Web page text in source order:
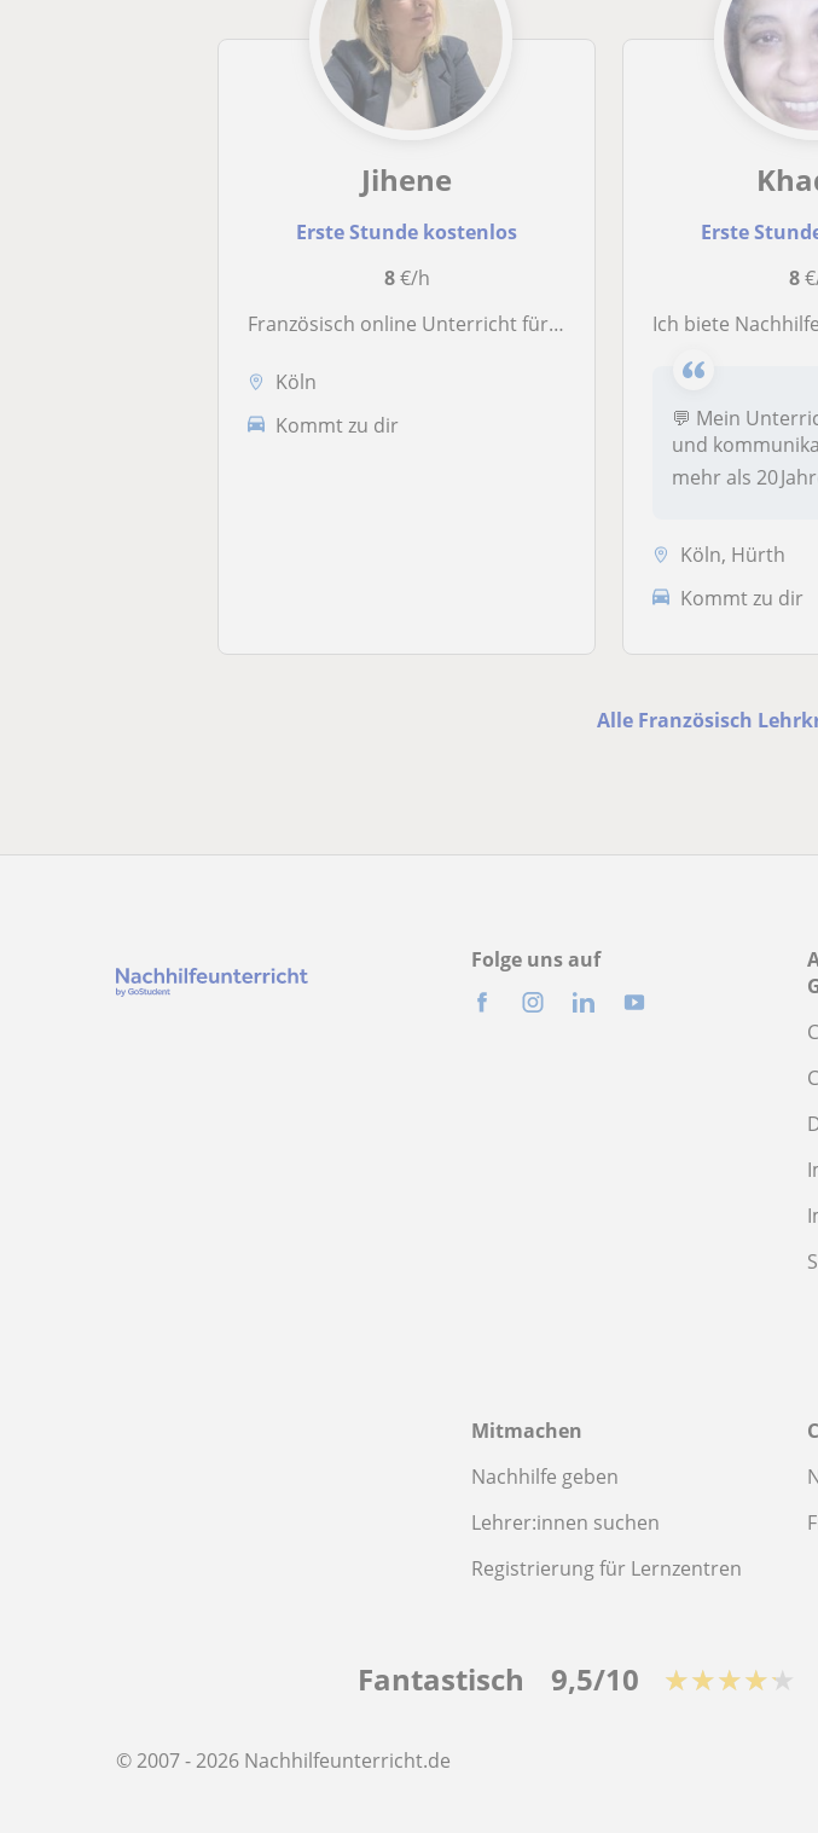
Jihene
Erste Stunde kostenlos
8€/h
Französisch online Unterricht für Anfänger und Fortgeschrittene
Köln
Kommt zu dir
Erste
8
Ich biete Nachhilfe für Schülerinnen und Schüler
💬 Mein
und
mehr als 20
Köln, Hürth
Kommt zu dir
Alle Französisch
Folge uns auf
Mitmachen
Nachhilfe geben
Lehrer:innen suchen
Registrierung für Lernzentren
Fantastisch 9,5/10 ★★★★★
© 2007 - 2026 Nachhilfeunterricht.de